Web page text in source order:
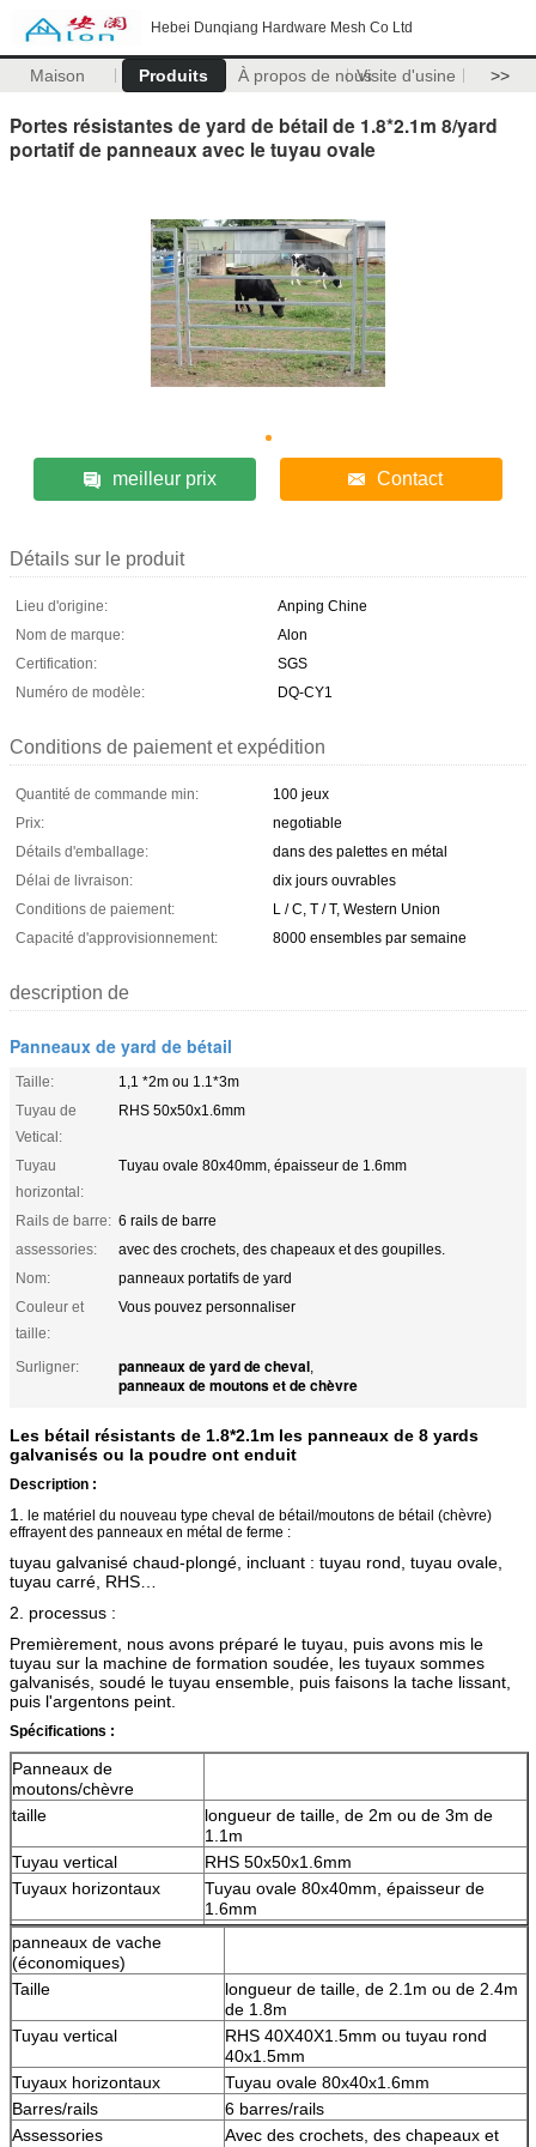
Hebei Dunqiang Hardware Mesh Co Ltd
Maison Produits À propos de nousVisite d'usine >>
Portes résistantes de yard de bétail de 1.8*2.1m 8/yard
portatif de panneaux avec le tuyau ovale
meilleur prix Contact
Détails sur le produit
Lieu d'origine:
Anping Chine
Nom de marque:
Alon
Certification:
SGS
Numéro de modèle:
DQ-CY1
Conditions de paiement et expédition
Quantité de commande min:
100 jeux
Prix:
negotiable
Détails d'emballage:
dans des palettes en métal
Délai de livraison:
dix jours ouvrables
Conditions de paiement:
L / C, T / T, Western Union
Capacité d'approvisionnement:
8000 ensembles par semaine
description de
Panneaux de yard de bétail
Taille:
1,1 *2m ou 1.1*3m
Tuyau de
Vetical:
RHS 50x50x1.6mm
Tuyau
horizontal:
Tuyau ovale 80x40mm, épaisseur de 1.6mm
Rails de barre: 6 rails de barre
assessories:
avec des crochets, des chapeaux et des goupilles.
Nom:
panneaux portatifs de yard
Couleur et
taille:
Vous pouvez personnaliser
Surligner: panneaux de yard de cheval,
panneaux de moutons et de chèvre
Les bétail résistants de 1.8*2.1m les panneaux de 8 yards
galvanisés ou la poudre ont enduit
Description :
1.
le matériel du nouveau type cheval de bétail/moutons de bétail (chèvre)
effrayent des panneaux en métal de ferme :
tuyau galvanisé chaud-plongé, incluant : tuyau rond, tuyau ovale,
tuyau carré, RHS…
2. processus :
Premièrement, nous avons préparé le tuyau, puis avons mis le
tuyau sur la machine de formation soudée, les tuyaux sommes
galvanisés, soudé le tuyau ensemble, puis faisons la tache lissant
puis l'argentons peint.
Spécifications :
Panneaux de
moutons/chèvre
taille
longueur de taille, de 2m ou de 3m de
1.1m
Tuyau vertical
RHS 50x50x1.6mm
Tuyaux horizontaux
Tuyau ovale 80x40mm, épaisseur de
1.6mm
Assessories
goupilles.
panneaux de vache
(économiques)
Taille
longueur de taille, de 2.1m ou de 2.4m
de 1.8m
Tuyau vertical
RHS 40X40X1.5mm ou tuyau rond
40x1.5mm
Tuyaux horizontaux
Tuyau ovale 80x40x1.6mm
Barres/rails
6 barres/rails
Assessories
Avec des crochets, des chapeaux et